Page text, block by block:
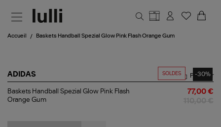
Accueil Baskets Handball Spezial Glow Pink Flash Orange Gum
SOLDES -30%
ADIDAS
Baskets
Handball
Spezial
Partager
Baskets Handball Spezial Glow Pink Flash
Orange Gum
77,00 €